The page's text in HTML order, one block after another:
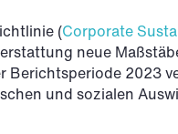
(Corporate
neue
Berichtsperiode 2023
und sozialen